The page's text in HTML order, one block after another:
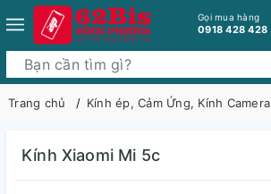
Gọi mua hàng
0918 428 428
Trang chủ Kính ép, Cảm Ứng, Kính Camera
Kính Xiaomi Mi 5c